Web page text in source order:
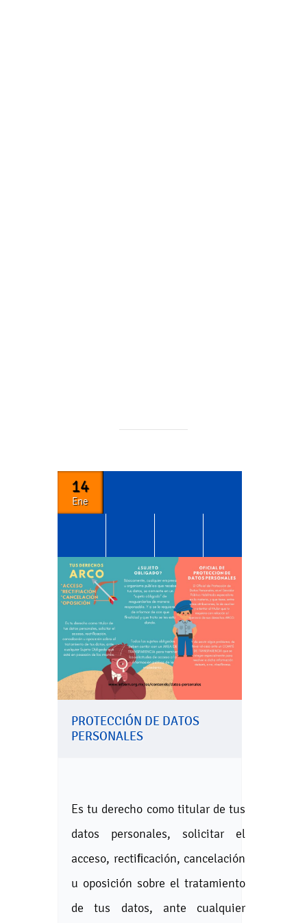
14
Ene
PROTECCIÓN DE DATOS
PERSONALES
Es tu derecho como titular de tus
datos personales, solicitar el
acceso, rectiﬁcación, cancelación
u oposición sobre el tratamiento
de tus datos, ante cualquier